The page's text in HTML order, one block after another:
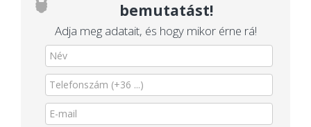
bemutatást!
Adja meg adatait, és hogy mikor érne rá!